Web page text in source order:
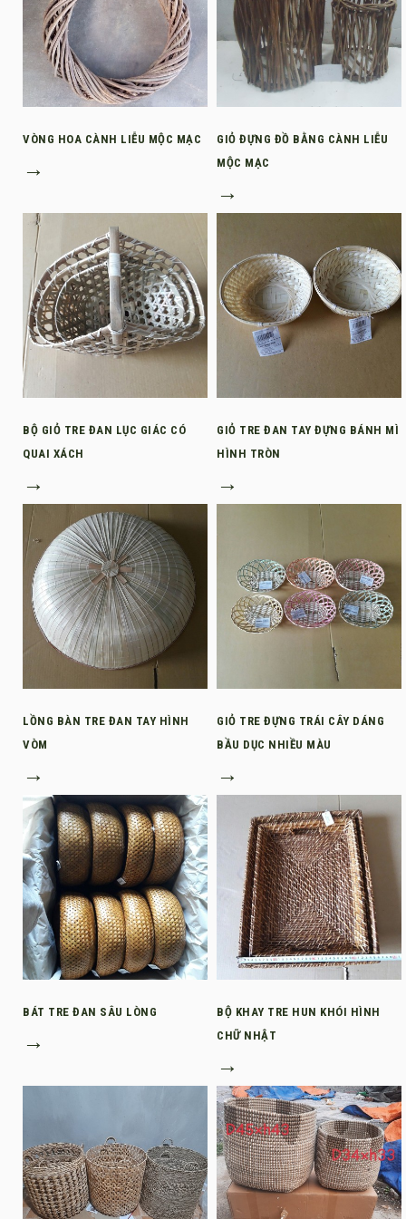
VÒNG HOA CÀNH LIỄU MỘC MẠC
→
GIỎ ĐỰNG ĐỒ BẰNG CÀNH LIỄU
MỘC MẠC
→
BỘ GIỎ TRE ĐAN LỤC GIÁC CÓ
QUAI XÁCH
→
GIỎ TRE ĐAN TAY ĐỰNG BÁNH MÌ
HÌNH TRÒN
→
LỒNG BÀN TRE ĐAN TAY HÌNH
VÒM
→
GIỎ TRE ĐỰNG TRÁI CÂY DÁNG
BẦU DỤC NHIỀU MÀU
→
BÁT TRE ĐAN SÂU LÒNG
→
BỘ KHAY TRE HUN KHÓI HÌNH
CHỮ NHẬT
→